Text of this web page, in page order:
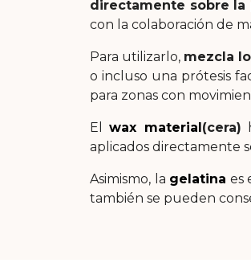
directamente sobre la
con la colaboración de
Para utilizarlo, mezcla
o incluso una prótesis
para zonas con
Elwax material(cera)
aplicados directamente
Asimismo, la gelatina es
también se pueden